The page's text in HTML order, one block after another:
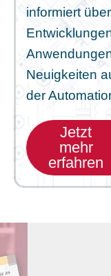
informiert über
Neuigkeiten
der
Jetzt
mehr
erfahren